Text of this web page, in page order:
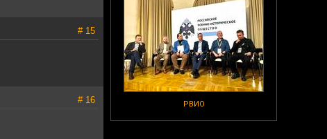
РВИО
# 15
# 16